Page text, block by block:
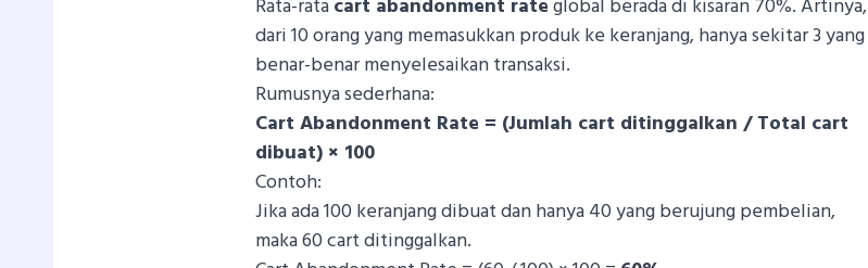
Rata-ratacart abandonment rateglobal berada di kisaran 70%. Artinya,
dari 10 orang yang memasukkan produk ke keranjang, hanya sekitar 3 yang
benar-benar menyelesaikan transaksi.
Rumusnya sederhana:
Cart Abandonment Rate = (Jumlah cart ditinggalkan / Total cart
dibuat) × 100
Contoh:
Jika ada 100 keranjang dibuat dan hanya 40 yang berujung pembelian,
maka 60 cart ditinggalkan.